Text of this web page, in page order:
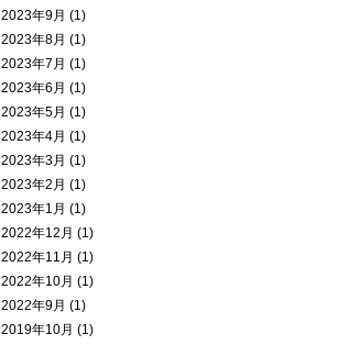
2023年9月 (1)
2023年8月 (1)
2023年7月 (1)
2023年6月 (1)
2023年5月 (1)
2023年4月 (1)
2023年3月 (1)
2023年2月 (1)
2023年1月 (1)
2022年12月 (1)
2022年11月 (1)
2022年10月 (1)
2022年9月 (1)
2019年10月 (1)